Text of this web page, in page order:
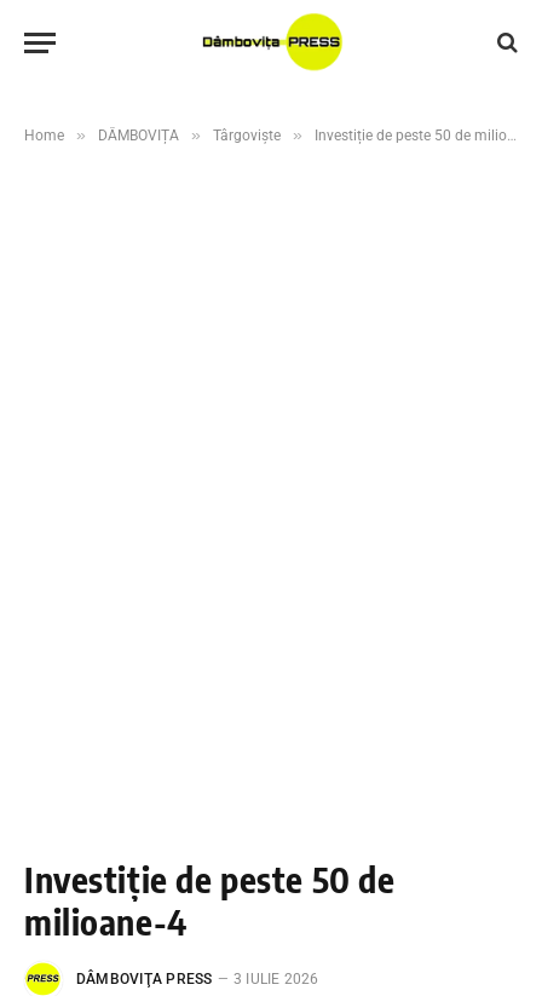
Home » DÂMBOVIȚA » Târgoviște » Investiție de peste 50 de milioane de lei la Liceul Tehnologic „Voievodul Mircea”. Daniel Cristian Stan: În septembrie, elevii vor reveni într-o școală complet transformată
Investiție de peste 50 de
milioane-4
DÂMBOVIŢA PRESS 3 IULIE 2026